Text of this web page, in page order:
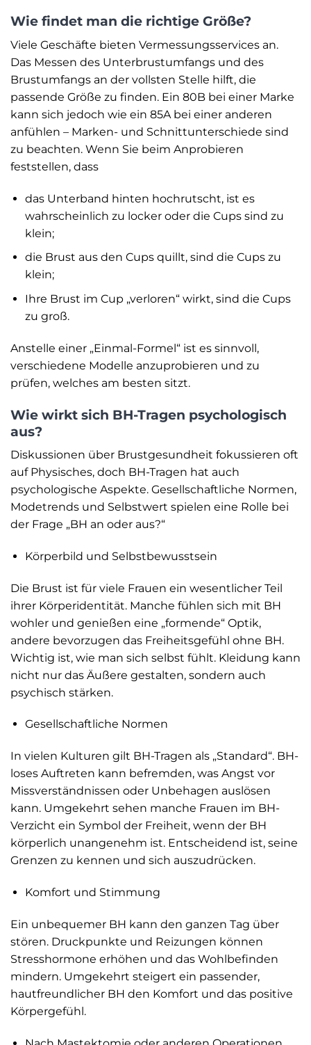
Wie findet man die richtige Größe?
Viele Geschäfte bieten Vermessungsservices an.
Das Messen des Unterbrustumfangs und des
Brustumfangs an der vollsten Stelle hilft, die
passende Größe zu finden. Ein 80B bei einer Marke
kann sich jedoch wie ein 85A bei einer anderen
anfühlen – Marken- und Schnittunterschiede sind
zu beachten. Wenn Sie beim Anprobieren
feststellen, dass
das Unterband hinten hochrutscht, ist es
wahrscheinlich zu locker oder die Cups sind zu
klein;
die Brust aus den Cups quillt, sind die Cups zu
klein;
Ihre Brust im Cup „verloren“ wirkt, sind die Cups
zu groß.
Anstelle einer „Einmal-Formel“ ist es sinnvoll,
verschiedene Modelle anzuprobieren und zu
prüfen, welches am besten sitzt.
Wie wirkt sich BH-Tragen psychologisch
aus?
Diskussionen über Brustgesundheit fokussieren oft
auf Physisches, doch BH-Tragen hat auch
psychologische Aspekte. Gesellschaftliche Normen,
Modetrends und Selbstwert spielen eine Rolle bei
der Frage „BH an oder aus?“
Körperbild und Selbstbewusstsein
Die Brust ist für viele Frauen ein wesentlicher Teil
ihrer Körperidentität. Manche fühlen sich mit BH
wohler und genießen eine „formende“ Optik,
andere bevorzugen das Freiheitsgefühl ohne BH.
Wichtig ist, wie man sich selbst fühlt. Kleidung kann
nicht nur das Äußere gestalten, sondern auch
psychisch stärken.
Gesellschaftliche Normen
In vielen Kulturen gilt BH-Tragen als „Standard“. BH-
loses Auftreten kann befremden, was Angst vor
Missverständnissen oder Unbehagen auslösen
kann. Umgekehrt sehen manche Frauen im BH-
Verzicht ein Symbol der Freiheit, wenn der BH
körperlich unangenehm ist. Entscheidend ist, seine
Grenzen zu kennen und sich auszudrücken.
Komfort und Stimmung
Ein unbequemer BH kann den ganzen Tag über
stören. Druckpunkte und Reizungen können
Stresshormone erhöhen und das Wohlbefinden
mindern. Umgekehrt steigert ein passender,
hautfreundlicher BH den Komfort und das positive
Körpergefühl.